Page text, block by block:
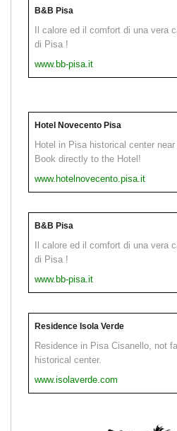
B&B Pisa
Il calore ed il comfort di una vera
di Pisa !
www.bb-pisa.it
Hotel Novecento Pisa
Hotel in Pisa historical center near
Book directly to the Hotel!
www.hotelnovecento.pisa.it
B&B Pisa
Il calore ed il comfort di una vera
di Pisa !
www.bb-pisa.it
Residence Isola Verde
Residence in Pisa Cisanello, not
historical center.
www.isolaverde.com